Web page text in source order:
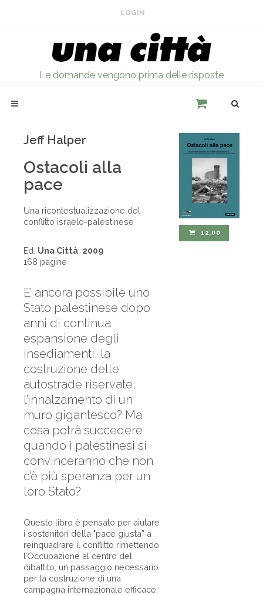
LOGIN
Le domande vengono prima delle risposte
Jeff Halper
Ostacoli alla
pace
Una ricontestualizzazione del
conflitto israelo-palestinese
Ed. Una Città 2009
168 pagine
E’ ancora possibile uno
Stato palestinese dopo
anni di continua
espansione degli
insediamenti, la
costruzione delle
autostrade riservate,
l’innalzamento di un
muro gigantesco? Ma
cosa potrà succedere
quando i palestinesi si
convinceranno che non
c’è più speranza per un
loro Stato?
Questo libro è pensato per aiutare
i sostenitori della "pace giusta” a
reinquadrare il conflitto rimettendo
l’Occupazione al centro del
dibattito, un passaggio necessario
per la costruzione di una
campagna internazionale efficace.
12,00